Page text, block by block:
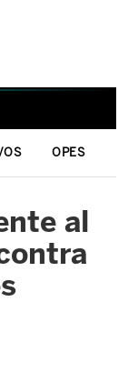
OPES
al